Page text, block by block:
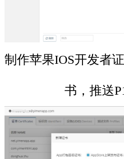
制作苹果IOS开发者
书，推送